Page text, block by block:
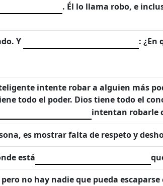
. Él lo llama robo, e
Y
: ¿En
intente robar a alguien más
todo el poder. Dios tiene todo el
intentan robarle
es mostrar falta de respeto y
está
no hay nadie que pueda escaparse